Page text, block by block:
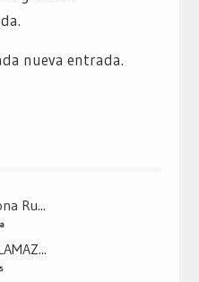
nueva entrada.
Ru...